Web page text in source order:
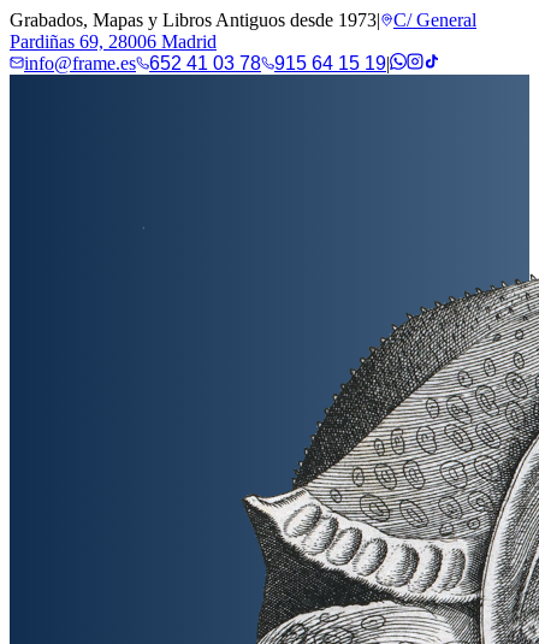
Grabados, Mapas y Libros Antiguos desde 1973|
C/ General
Pardiñas 69, 28006 Madrid
info@frame.es
652 41 03 78 915 64 15 19|